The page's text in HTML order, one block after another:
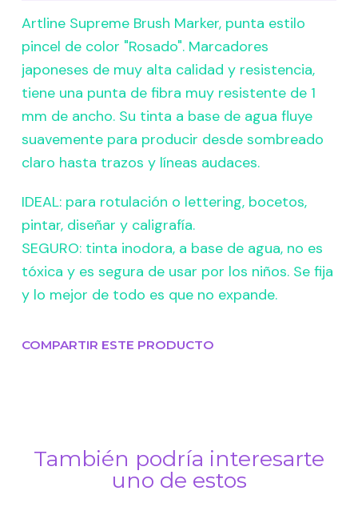
Artline Supreme Brush Marker, punta estilo
pincel de color "Rosado". Marcadores
japoneses de muy alta calidad y resistencia,
tiene una punta de fibra muy resistente de 1
mm de ancho. Su tinta a base de agua fluye
suavemente para producir desde sombreado
claro hasta trazos y líneas audaces.
IDEAL: para rotulación o lettering, bocetos,
pintar, diseñar y caligrafía.
SEGURO: tinta inodora, a base de agua, no es
tóxica y es segura de usar por los niños. Se fija
y lo mejor de todo es que no expande.
COMPARTIR ESTE PRODUCTO
También podría interesarte
uno de estos